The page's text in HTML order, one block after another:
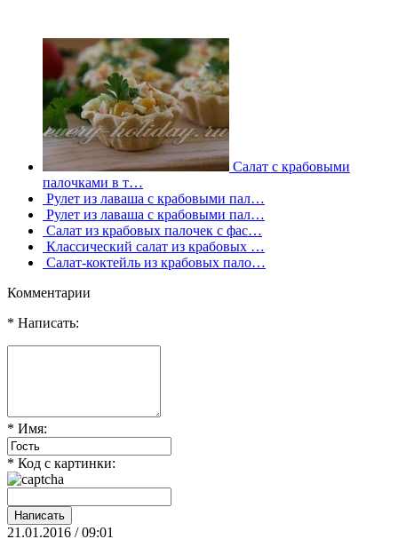
Салат с крабовыми
палочками в т…
Рулет из лаваша с крабовыми пал…
Рулет из лаваша с крабовыми пал…
Салат из крабовых палочек с фас…
Классический салат из крабовых …
Салат-коктейль из крабовых пало…
Комментарии
* Написать:
* Имя:
* Код с картинки:
21.01.2016 / 09:01